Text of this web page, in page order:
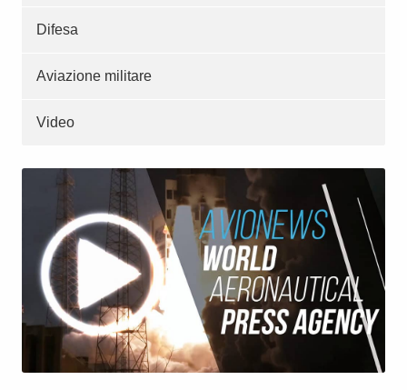
Difesa
Aviazione militare
Video